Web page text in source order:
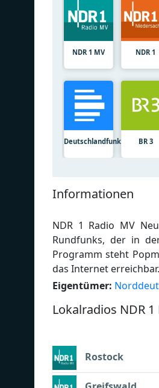
NDR 1 MV NDR 1
Deutschlandfunk BR 3
Informationen
NDR 1 Radio MV
Rundfunks, der in
Programm steht
das Internet erreichbar.
Eigentümer:
Lokalradios NDR 1
Rostock